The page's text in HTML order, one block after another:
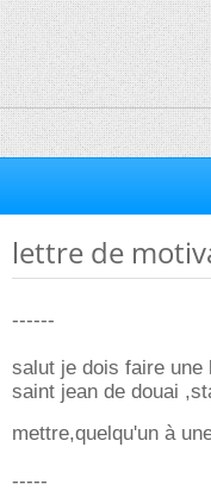
lettre de
------
salut je dois faire une
saint jean de douai
mettre,quelqu'un à
-----